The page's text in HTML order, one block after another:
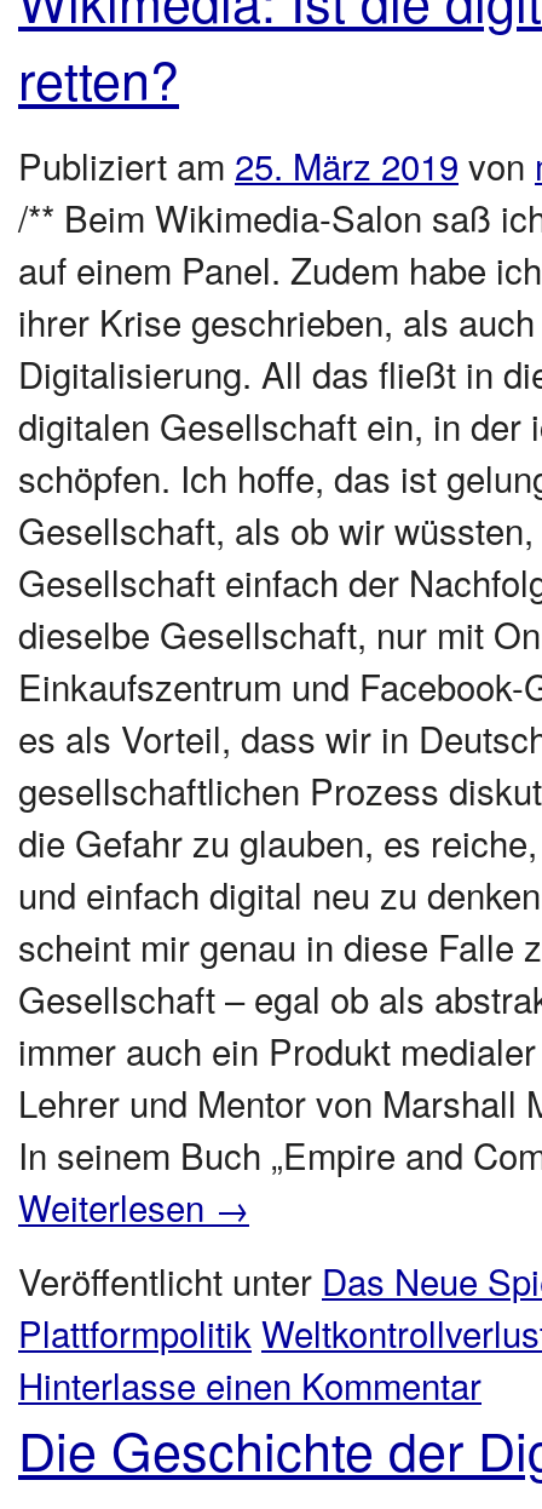
retten?
Publiziert am 25. März 2019 von
/** Beim Wikimedia-Salon saß
auf einem Panel. Zudem habe
ihrer Krise geschrieben, als
Digitalisierung. All das fließt in
digitalen Gesellschaft ein, in der
schöpfen. Ich hoffe, das ist
Gesellschaft, als ob wir
Gesellschaft einfach der
dieselbe Gesellschaft, nur mit
Einkaufszentrum und
es als Vorteil, dass wir in
gesellschaftlichen Prozess
die Gefahr zu glauben, es
und einfach digital neu zu
scheint mir genau in diese Falle
Gesellschaft – egal ob als
immer auch ein Produkt
Lehrer und Mentor von Marshall
In seinem Buch „Empire and
Weiterlesen →
Veröffentlicht unter Das Neue
Plattformpolitik
Hinterlasse einen Kommentar
Die Geschichte der